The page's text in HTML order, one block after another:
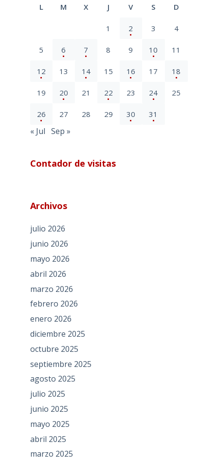
L M X J V S D
1 2 3 4
5 6 7 8 9 10 11
12 13 14 15 16 17 18
19 20 21 22 23 24 25
26 27 28 29 30 31
« Jul Sep »
Contador de visitas
Archivos
julio 2026
junio 2026
mayo 2026
abril 2026
marzo 2026
febrero 2026
enero 2026
diciembre 2025
octubre 2025
septiembre 2025
agosto 2025
julio 2025
junio 2025
mayo 2025
abril 2025
marzo 2025